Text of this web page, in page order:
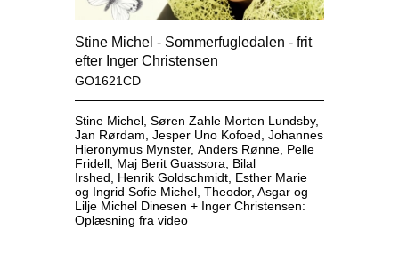
Stine Michel - Sommerfugledalen - frit
efter Inger Christensen
GO1621CD
Stine Michel, Søren Zahle Morten Lundsby,
Jan Rørdam, Jesper Uno Kofoed, Johannes
Hieronymus Mynster, Anders Rønne, Pelle
Fridell, Maj Berit Guassora, Bilal
Irshed, Henrik Goldschmidt, Esther Marie
og Ingrid Sofie Michel, Theodor, Asgar og
Lilje Michel Dinesen + Inger Christensen:
Oplæsning fra video